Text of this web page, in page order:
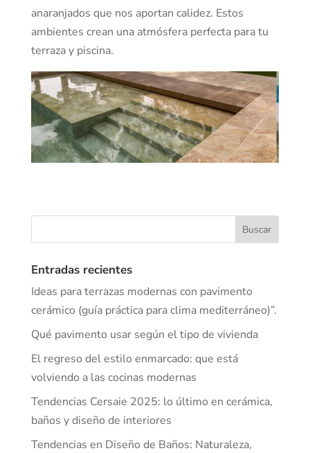
anaranjados que nos aportan calidez. Estos
ambientes crean una atmósfera perfecta para tu
terraza y piscina.
Entradas recientes
Ideas para terrazas modernas con pavimento
cerámico (guía práctica para clima mediterráneo)”.
Qué pavimento usar según el tipo de vivienda
El regreso del estilo enmarcado: que está
volviendo a las cocinas modernas
Tendencias Cersaie 2025: lo último en cerámica,
baños y diseño de interiores
Tendencias en Diseño de Baños: Naturaleza,